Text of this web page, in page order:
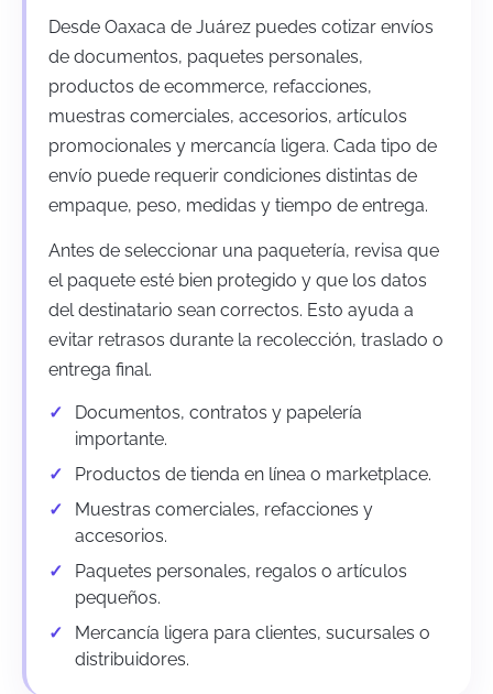
Desde Oaxaca de Juárez puedes cotizar envíos
de documentos, paquetes personales,
productos de ecommerce, refacciones,
muestras comerciales, accesorios, artículos
promocionales y mercancía ligera. Cada tipo de
envío puede requerir condiciones distintas de
empaque, peso, medidas y tiempo de entrega.
Antes de seleccionar una paquetería, revisa que
el paquete esté bien protegido y que los datos
del destinatario sean correctos. Esto ayuda a
evitar retrasos durante la recolección, traslado o
entrega final.
Documentos, contratos y papelería
importante.
Productos de tienda en línea o marketplace.
Muestras comerciales, refacciones y
accesorios.
Paquetes personales, regalos o artículos
pequeños.
Mercancía ligera para clientes, sucursales o
distribuidores.